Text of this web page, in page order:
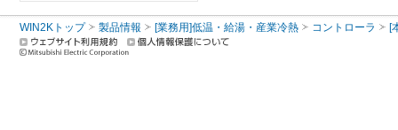
WIN2Kトップ 製品情報 [業務用]低温・給湯・産業冷熱 コントローラ [